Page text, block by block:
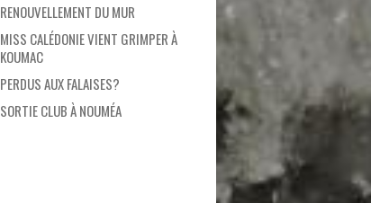
RENOUVELLEMENT DU MUR
MISS CALÉDONIE VIENT GRIMPER À
KOUMAC
PERDUS AUX FALAISES?
SORTIE CLUB À NOUMÉA